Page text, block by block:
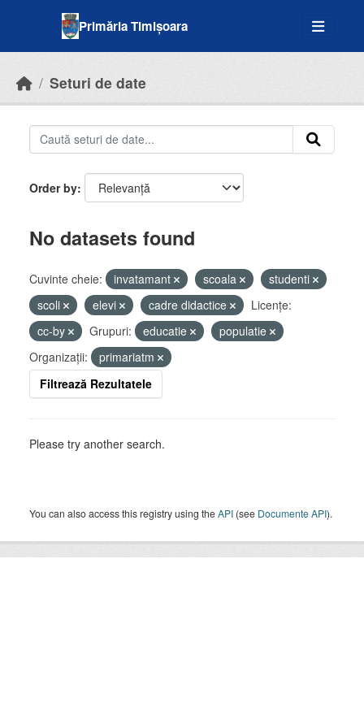
Primăria Timișoara
Seturi de date
Order by
No datasets found
Cuvinte cheie: invatamant scoala
studenti
scoli
elevi cadre didactice
Licenţe:
cc-by
Grupuri: educatie
populatie
Organizații:
primariatm
Filtrează Rezultatele
Please try another search.
You can also access this registry using theAPI (see Documente API).